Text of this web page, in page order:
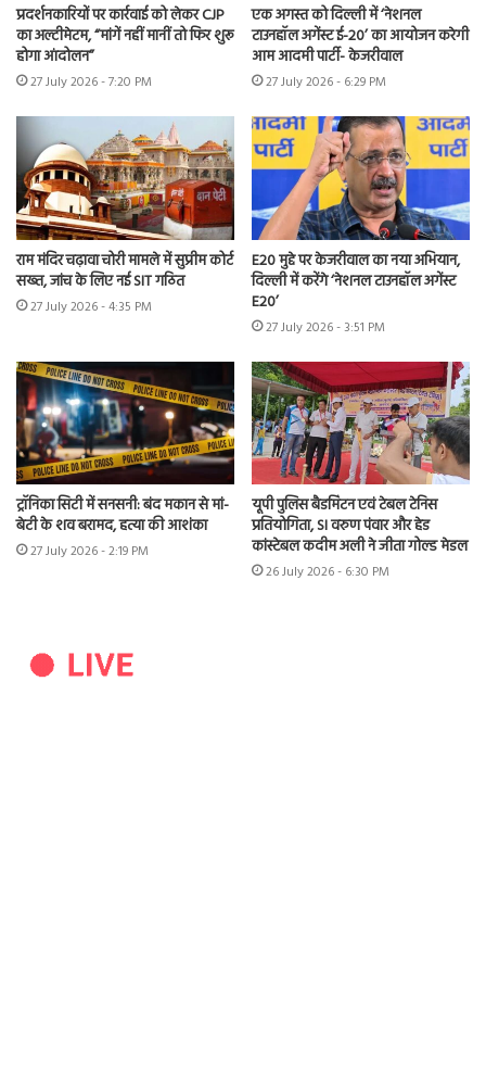
प्रदर्शनकारियों पर कार्रवाई को लेकर CJP
का अल्टीमेटम, “मांगें नहीं मानीं तो फिर शुरू
होगा आंदोलन”
27 July 2026 - 7:20 PM
एक अगस्त को दिल्ली में ‘नेशनल
टाउनहॉल अगेंस्ट ई-20’ का आयोजन करेगी
आम आदमी पार्टी- केजरीवाल
27 July 2026 - 6:29 PM
राम मंदिर चढ़ावा चोरी मामले में सुप्रीम कोर्ट
सख्त, जांच के लिए नई SIT गठित
27 July 2026 - 4:35 PM
E20 मुद्दे पर केजरीवाल का नया अभियान,
दिल्ली में करेंगे ‘नेशनल टाउनहॉल अगेंस्ट
E20’
27 July 2026 - 3:51 PM
ट्रॉनिका सिटी में सनसनी: बंद मकान से मां-
बेटी के शव बरामद, हत्या की आशंका
27 July 2026 - 2:19 PM
यूपी पुलिस बैडमिंटन एवं टेबल टेनिस
प्रतियोगिता, SI वरुण पंवार और हेड
कांस्टेबल कदीम अली ने जीता गोल्ड मेडल
26 July 2026 - 6:30 PM